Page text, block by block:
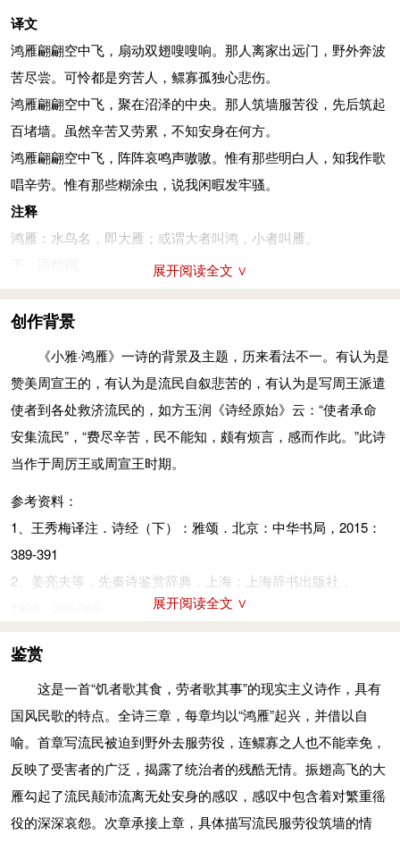
参考资料：
1、王秀梅译注．诗经（下）：雅颂．北京：中华书局，2015：
1998：366-368
译文
鸿雁翩翩空中飞，扇动双翅嗖嗖响。那人离家出远门，野外奔波
苦尽尝。可怜都是穷苦人，鳏寡孤独心悲伤。
鸿雁翩翩空中飞，聚在沼泽的中央。那人筑墙服苦役，先后筑起
百堵墙。虽然辛苦又劳累，不知安身在何方。
鸿雁翩翩空中飞，阵阵哀鸣声嗷嗷。惟有那些明白人，知我作歌
唱辛劳。惟有那些糊涂虫，说我闲暇发牢骚。
注释
鸿雁：水鸟名，即大雁；或谓大者叫鸿，小者叫雁。
之子：那人，指服劳役的人。征：远行。
究：终。宅：居住。
嗷（áo）嗷：鸿雁的哀鸣声。
哲人：通情达理的人。
宣骄：骄奢。
1、王秀梅译注．诗经（下）：雅颂．北京：中华书局，2015：
展开阅读全文 ∨
创作背景
《小雅·鸿雁》一诗的背景及主题，历来看法不一。有认为是
赞美周宣王的，有认为是流民自叙悲苦的，有认为是写周王派遣
使者到各处救济流民的，如方玉润《诗经原始》云：“使者承命
安集流民”，“费尽辛苦，民不能知，颇有烦言，感而作此。”此诗
当作于周厉王或周宣王时期。
参考资料：
1、王秀梅译注．诗经（下）：雅颂．北京：中华书局，2015：
389-391
2、姜亮夫等．先秦诗鉴赏辞典．上海：上海辞书出版社，
展开阅读全文 ∨
鉴赏
这是一首“饥者歌其食，劳者歌其事”的现实主义诗作，具有
国风民歌的特点。全诗三章，每章均以“鸿雁”起兴，并借以自
喻。首章写流民被迫到野外去服劳役，连鳏寡之人也不能幸免，
反映了受害者的广泛，揭露了统治者的残酷无情。振翅高飞的大
雁勾起了流民颠沛流离无处安身的感叹，感叹中包含着对繁重徭
役的深深哀怨。次章承接上章，具体描写流民服劳役筑墙的情